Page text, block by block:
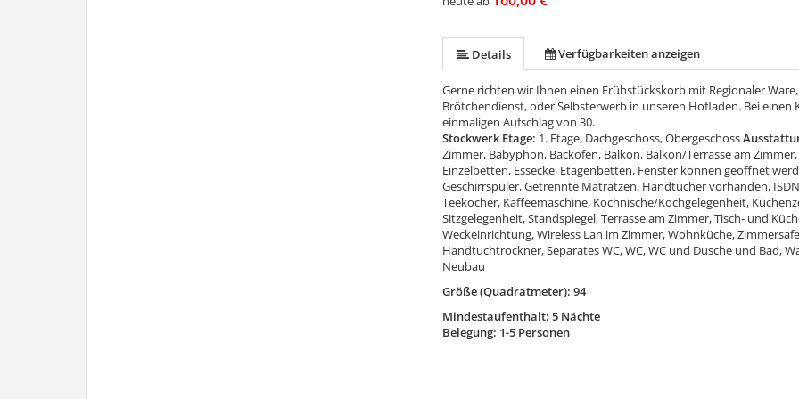
Details Verfügbarkeiten anzeigen
Gerne richten wir Ihnen einen Frühstückskorb mit Regionaler
Brötchendienst, oder Selbsterwerb in unseren Hofladen. Bei
einmaligen Aufschlag von 30.
Stockwerk Etage: 1. Etage, Dachgeschoss, Obergeschoss
Zimmer, Babyphon, Backofen, Balkon, Balkon/Terrasse am
Einzelbetten, Essecke, Etagenbetten, Fenster können geöffnet
Geschirrspüler, Getrennte Matratzen, Handtücher vorhanden,
Teekocher, Kaffeemaschine, Kochnische/Kochgelegenheit,
Sitzgelegenheit, Standspiegel, Terrasse am Zimmer, Tisch- und
Weckeinrichtung, Wireless Lan im Zimmer, Wohnküche, Zimmersafe
Handtuchtrockner, Separates WC, WC, WC und Dusche und Bad,
Neubau
Größe (Quadratmeter): 94
Mindestaufenthalt: 5 Nächte
Belegung: 1-5 Personen